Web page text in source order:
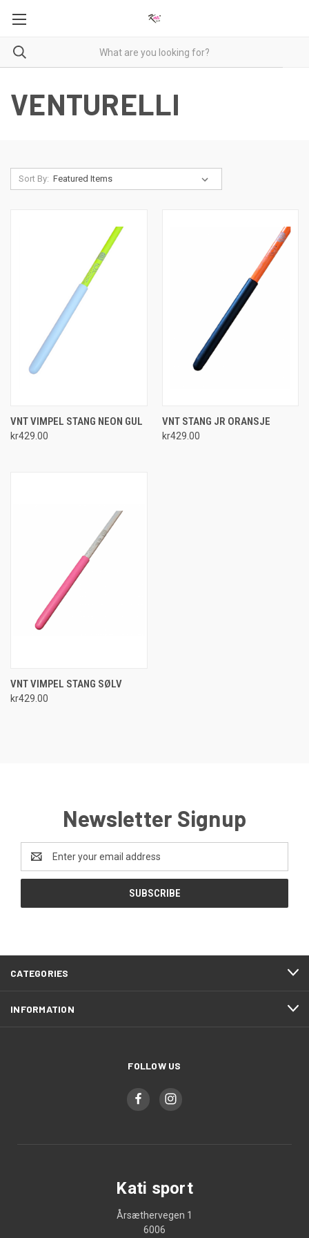
VENTURELLI
Sort By:
VNT VIMPEL STANG NEON GUL
kr429.00
VNT STANG JR ORANSJE
kr429.00
VNT VIMPEL STANG SØLV
kr429.00
Newsletter Signup
Address
CATEGORIES
INFORMATION
FOLLOW US
Kati sport
Årsæthervegen 1
6006